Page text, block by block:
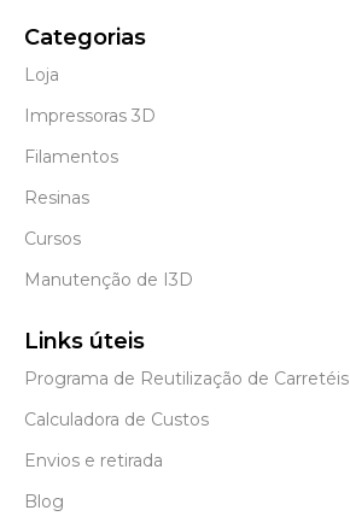
Categorias
Loja
Impressoras 3D
Filamentos
Resinas
Cursos
Manutenção de I3D
Links úteis
Programa de Reutilização de Carretéis
Calculadora de Custos
Envios e retirada
Blog